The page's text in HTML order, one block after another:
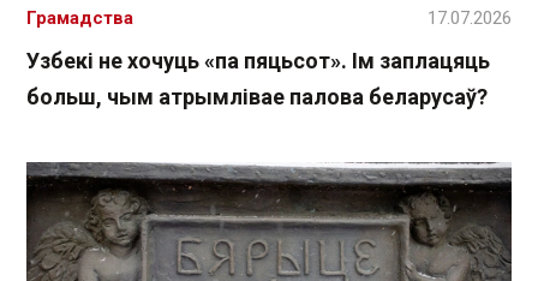
Узбекі не хочуць «па пяцьсот». Ім заплацяць
больш, чым атрымлівае палова беларусаў?
Грамадства 17.07.2026